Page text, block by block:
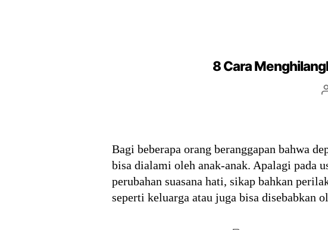
8 Cara
Bagi beberapa orang beranggapan bahwa
bisa dialami oleh anak-anak. Apalagi pada
perubahan suasana hati, sikap bahkan
seperti keluarga atau juga bisa disebabkan